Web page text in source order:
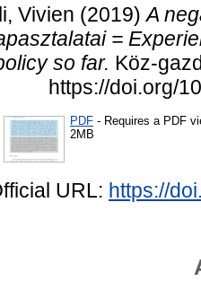
Vivien (2019)A
=
so far. Köz-
https://doi.org/
PDF - Requires a PDF
2MB
URL: https://